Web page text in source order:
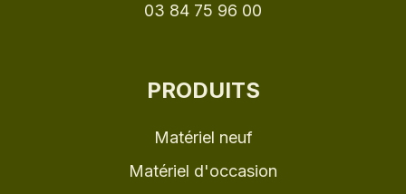
03 84 75 96 00
PRODUITS
Matériel neuf
Matériel d'occasion